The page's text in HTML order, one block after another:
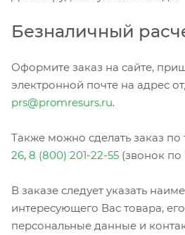
Безналичный
Оформите заказ на сайте,
электронной почте на адрес
prs@promresurs.ru.
Также можно сделать заказ по
26, 8 (800) 201-22-55 (звонок по
В заказе следует указать
интересующего Вас товара,
персональные данные и